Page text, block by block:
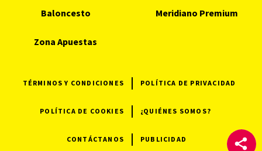
Baloncesto Meridiano Premium
Zona Apuestas
TÉRMINOS Y CONDICIONES POLÍTICA DE PRIVACIDAD
POLÍTICA DE COOKIES ¿QUIÉNES SOMOS?
CONTÁCTANOS PUBLICIDAD